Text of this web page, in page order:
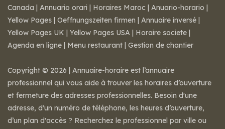
Canada | Annuario orari | Horaires Maroc | Anuario-horario |
Yellow Pages | Oeffnungszeiten firmen | Annuaire inversé |
Yellow Pages UK | Yellow Pages USA | Horaire societe |
Agenda en ligne | Menu restaurant | Gestion de chantier
Copyright © 2026 | Annuaire-horaire est l’annuaire
professionnel qui vous aide à trouver les horaires d’ouverture
et fermeture des adresses professionnelles. Besoin d'une
adresse, d'un numéro de téléphone, les heures d’ouverture,
d’un plan d'accès ? Recherchez le professionnel par ville ou